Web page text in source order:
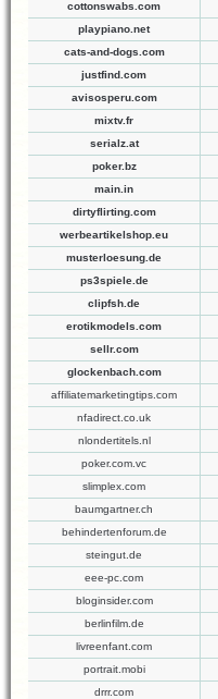
cottonswabs.com
playpiano.net
cats-and-dogs.com
justfind.com
avisosperu.com
mixtv.fr
serialz.at
poker.bz
main.in
dirtyflirting.com
werbeartikelshop.eu
musterloesung.de
ps3spiele.de
clipfsh.de
erotikmodels.com
sellr.com
glockenbach.com
affiliatemarketingtips.com
nfadirect.co.uk
nlondertitels.nl
poker.com.vc
slimplex.com
baumgartner.ch
behindertenforum.de
steingut.de
eee-pc.com
bloginsider.com
berlinfilm.de
livreenfant.com
portrait.mobi
drrr.com